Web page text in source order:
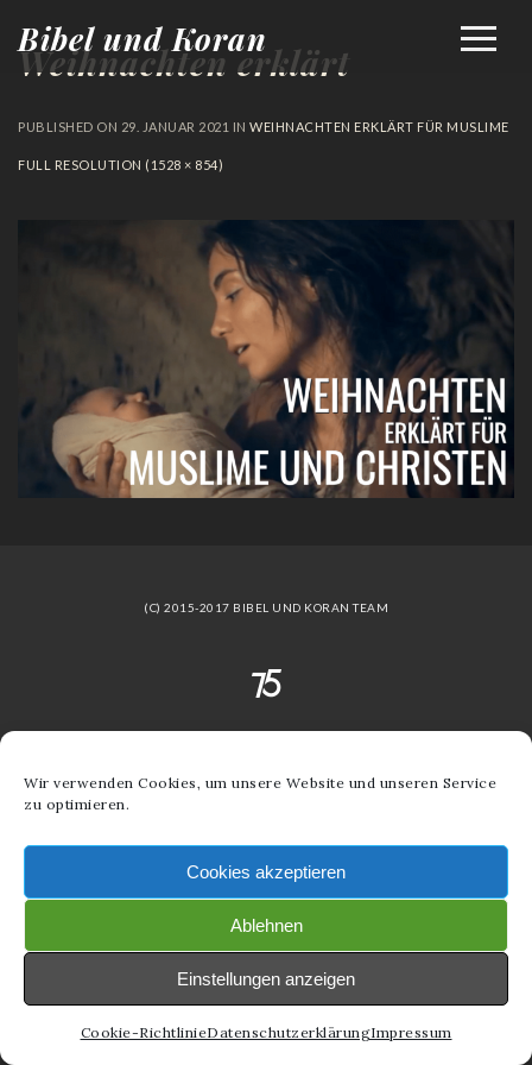
Wir verwenden Cookies, um unsere Website und unseren Service
zu optimieren.
Cookies akzeptieren
Ablehnen
Einstellungen anzeigen
Cookie-RichtlinieDatenschutzerklärungImpressum
Bibel und Koran
Weihnachten erklärt
PUBLISHED ON 29. JANUAR 2021 IN WEIHNACHTEN ERKLÄRT FÜR MUSLIME
FULL RESOLUTION (1528 × 854)
(C) 2015-2017 BIBEL UND KORAN TEAM